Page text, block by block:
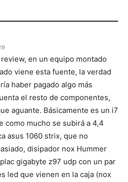
en un equipo montado
viene esta fuente, la verdad
haber pagado algo más
el resto de componentes,
aguante. Básicamente es un i7
como mucho se subirá a 4,4
asus 1060 strix, que no
disipador nox Hummer
gigabyte z97 udp con un par
led que vienen en la caja (nox